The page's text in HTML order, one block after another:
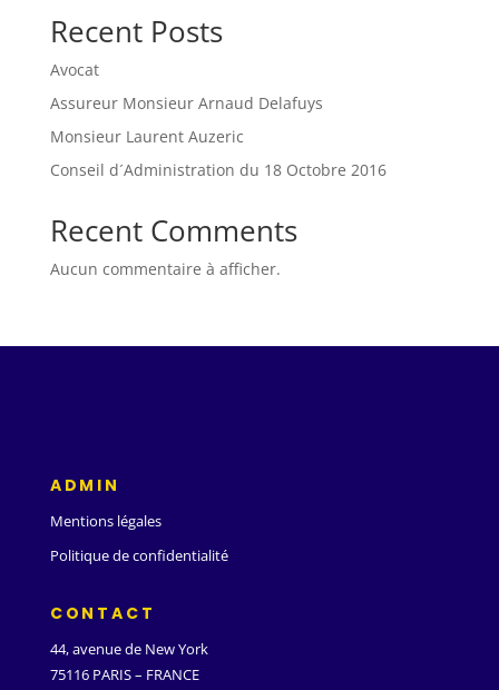
Recent Posts
Avocat
Assureur Monsieur Arnaud Delafuys
Monsieur Laurent Auzeric
Conseil d´Administration du 18 Octobre 2016
Recent Comments
Aucun commentaire à afficher.
ADMIN
Mentions légales
Politique de confidentialité
CONTACT
44, avenue de New York
75116 PARIS – FRANCE